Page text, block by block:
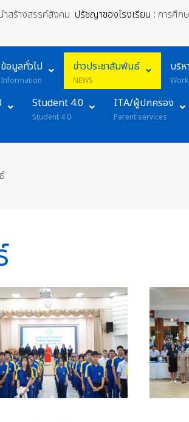
สร้างสรรค์สังคม ปรัชญาของโรงเรียน : การศึก
ข้อมูลทั่วไป
Information
ข่าวประชาสัมพันธ์
NEWS
บริ
Student 4.0
Student 4.0
ITA/ผู้ปกครอง
Parent services